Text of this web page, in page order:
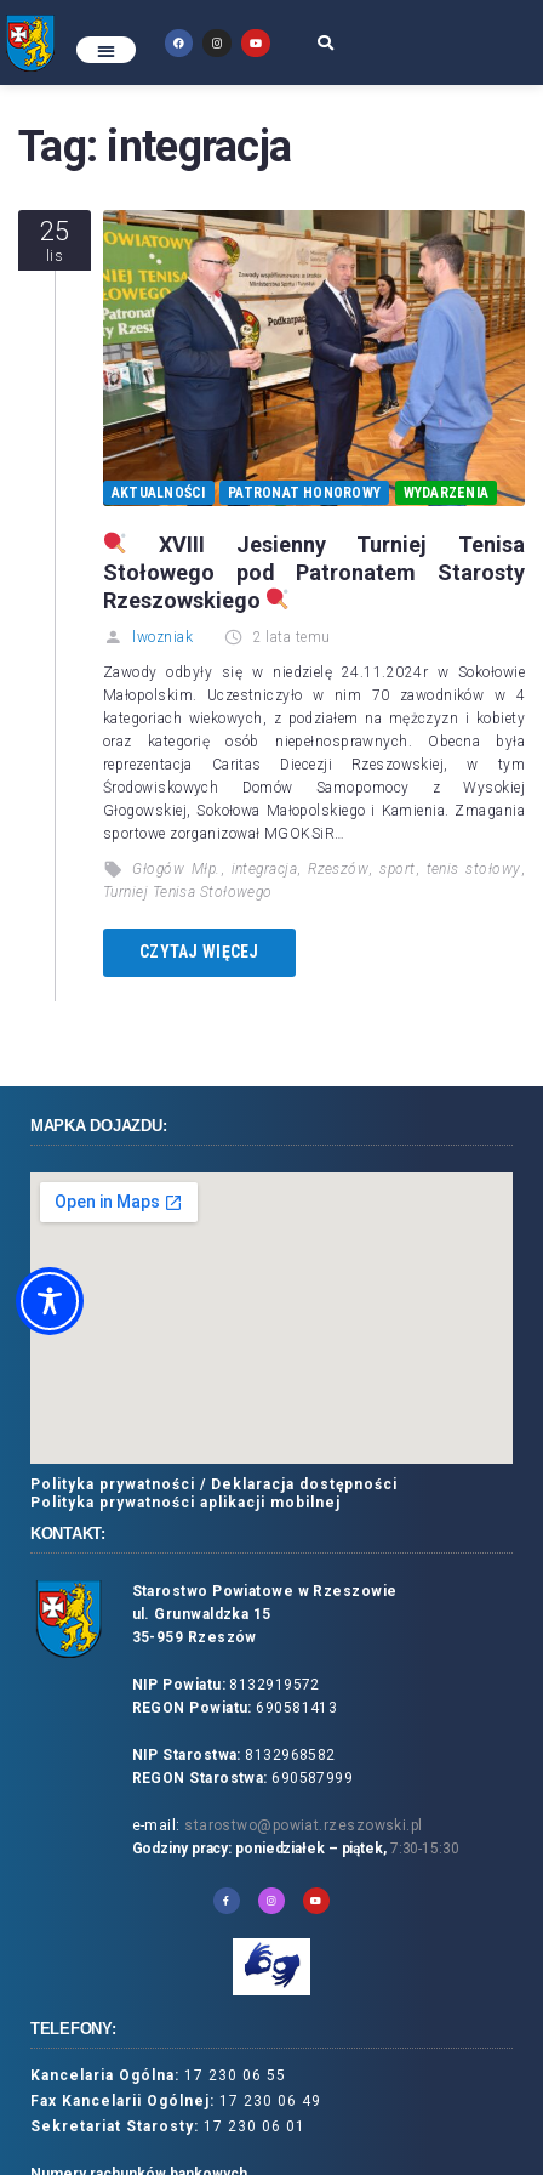
Tag: integracja
25
lis
AKTUALNOŚCI PATRONAT HONOROWY WYDARZENIA
XVIII Jesienny Turniej Tenisa
Stołowego pod Patronatem Starosty
Rzeszowskiego
lwozniak 2 lata temu
Zawody odbyły się w niedzielę 24.11.2024r w Sokołowie
Małopolskim. Uczestniczyło w nim 70 zawodników w 4
kategoriach wiekowych, z podziałem na mężczyzn i kobiety
oraz kategorię osób niepełnosprawnych. Obecna była
reprezentacja Caritas Diecezji Rzeszowskiej, w tym
Środowiskowych Domów Samopomocy z Wysokiej
Głogowskiej, Sokołowa Małopolskiego i Kamienia. Zmagania
sportowe zorganizował MGOKSiR…
Głogów Młp. integracja ,Rzeszów ,sport tenis stołowy
Turniej Tenisa Stołowego
CZYTAJ WIĘCEJ
MAPKA DOJAZDU:
Polityka prywatności / Deklaracja dostępności
Polityka prywatności aplikacji mobilnej
KONTAKT:
Starostwo Powiatowe w Rzeszowie
ul. Grunwaldzka 15
35-959 Rzeszów
NIP Powiatu:8132919572
REGON Powiatu: 690581413
NIP Starostwa: 8132968582
REGON Starostwa: 690587999
e-mail: starostwo@powiat.rzeszowski.pl
Godziny pracy: poniedziałek – piątek, 7:30-15:30
TELEFONY:
Kancelaria Ogólna: 17 230 06 55
Fax Kancelarii Ogólnej: 17 230 06 49
Sekretariat Starosty: 17 230 06 01